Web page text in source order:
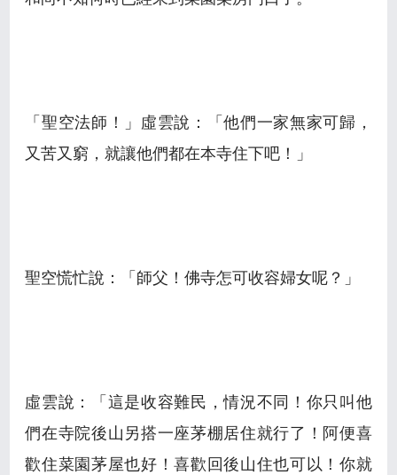
「聖空法師！」虛雲說：「他們一家無家可歸，
又苦又窮，就讓他們都在本寺住下吧！」
聖空慌忙說：「師父！佛寺怎可收容婦女呢？」
虛雲說：「這是收容難民，情況不同！你只叫他
們在寺院後山另搭一座茅棚居住就行了！阿便喜
歡住菜園茅屋也好！喜歡回後山住也可以！你就